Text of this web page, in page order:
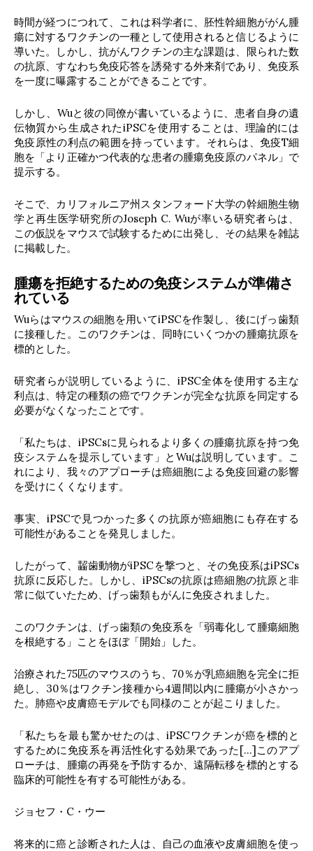
時間が経つにつれて、これは科学者に、胚性幹細胞ががん腫
瘍に対するワクチンの一種として使用されると信じるように
導いた。しかし、抗がんワクチンの主な課題は、限られた数
の抗原、すなわち免疫応答を誘発する外来剤であり、免疫系
を一度に曝露することができることです。
しかし、Wuと彼の同僚が書いているように、患者自身の遺
伝物質から生成されたiPSCを使用することは、理論的には
免疫原性の利点の範囲を持っています。それらは、免疫T細
胞を「より正確かつ代表的な患者の腫瘍免疫原のパネル」で
提示する。
そこで、カリフォルニア州スタンフォード大学の幹細胞生物
学と再生医学研究所のJoseph C. Wuが率いる研究者らは、
この仮説をマウスで試験するために出発し、その結果を雑誌
に掲載した。
腫瘍を拒絶するための免疫システムが準備さ
れている
Wuらはマウスの細胞を用いてiPSCを作製し、後にげっ歯類
に接種した。このワクチンは、同時にいくつかの腫瘍抗原を
標的とした。
研究者らが説明しているように、iPSC全体を使用する主な
利点は、特定の種類の癌でワクチンが完全な抗原を同定する
必要がなくなったことです。
「私たちは、iPSCsに見られるより多くの腫瘍抗原を持つ免
疫システムを提示しています」とWuは説明しています。こ
れにより、我々のアプローチは癌細胞による免疫回避の影響
を受けにくくなります。
事実、iPSCで見つかった多くの抗原が癌細胞にも存在する
可能性があることを発見しました。
したがって、齧歯動物がiPSCを撃つと、その免疫系はiPSCs
抗原に反応した。しかし、iPSCsの抗原は癌細胞の抗原と非
常に似ていたため、げっ歯類もがんに免疫されました。
このワクチンは、げっ歯類の免疫系を「弱毒化して腫瘍細胞
を根絶する」ことをほぼ「開始」した。
治療された75匹のマウスのうち、70％が乳癌細胞を完全に拒
絶し、30％はワクチン接種から4週間以内に腫瘍が小さかっ
た。肺癌や皮膚癌モデルでも同様のことが起こりました。
「私たちを最も驚かせたのは、iPSCワクチンが癌を標的と
するために免疫系を再活性化する効果であった[…]このアプ
ローチは、腫瘍の再発を予防するか、遠隔転移を標的とする
臨床的可能性を有する可能性がある。
ジョセフ・C・ウー
将来的に癌と診断された人は、自己の血液や皮膚細胞を使っ